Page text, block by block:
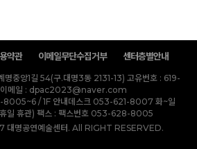
약관 이메일무단수집거부 센터층별안내
중앙1길 54(구.대명3동 2131-13) 고유번호 : 619-
이메일 : dpac2023@naver.com
8005~6 / 1F 안내데스크 053-621-8007 화~일
일 휴관) 팩스 : 팩스번호 053-628-8005
명공연예술센터. All RIGHT RESERVED.